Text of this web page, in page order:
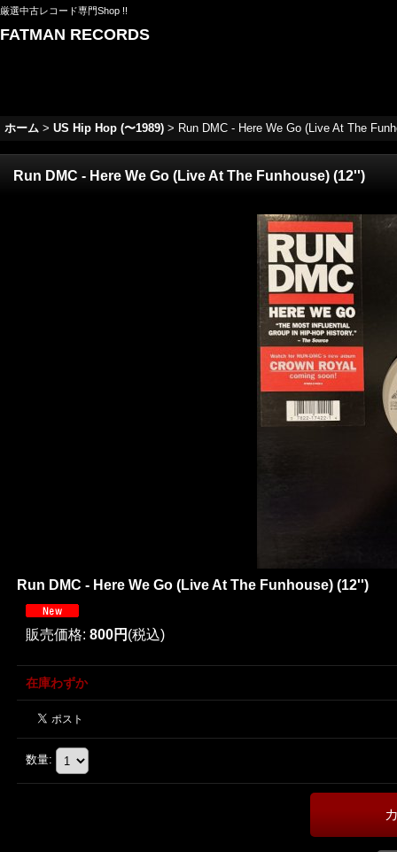
厳選中古レコード専門Shop !!
FATMAN RECORDS
ホーム > US Hip Hop (〜1989) > Run DMC - Here We Go (Live At The
Run DMC - Here We Go (Live At The Funhouse) (12'')
Run DMC - Here We Go (Live At The Funhouse) (12'')
販売価格: 800円 (税込)
在庫わずか
数量: